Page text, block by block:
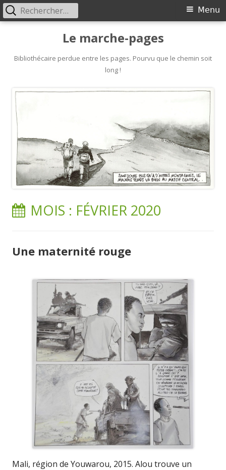
content
Le marche-pages
Bibliothécaire perdue entre les pages. Pourvu que le chemin soit
long !
Primary
Menu
Rechercher :
MOIS : FÉVRIER 2020
Une maternité rouge
Mali, région de Youwarou, 2015. Alou trouve un